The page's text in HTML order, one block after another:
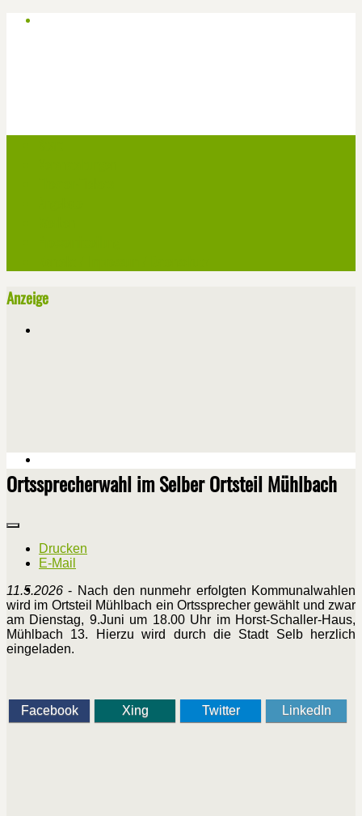
Anzeige
Ortssprecherwahl im Selber Ortsteil Mühlbach
Drucken
E-Mail
11.5.2026 - Nach den nunmehr erfolgten Kommunalwahlen
wird im Ortsteil Mühlbach ein Ortssprecher gewählt und zwar
am Dienstag, 9.Juni um 18.00 Uhr im Horst-Schaller-Haus,
Mühlbach 13. Hierzu wird durch die Stadt Selb herzlich
eingeladen.
Facebook Xing Twitter LinkedIn